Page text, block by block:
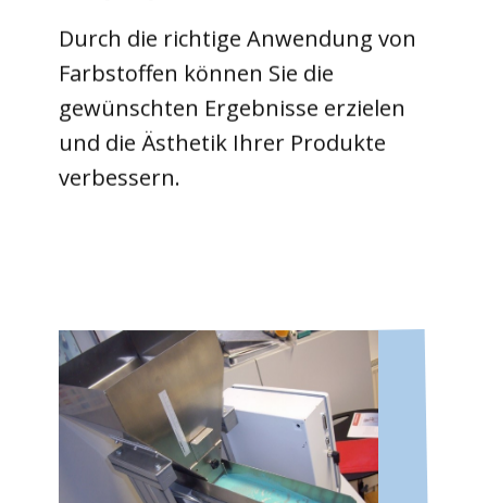
Durch die richtige Anwendung von
Farbstoffen können Sie die
gewünschten Ergebnisse erzielen
und die Ästhetik Ihrer Produkte
verbessern.